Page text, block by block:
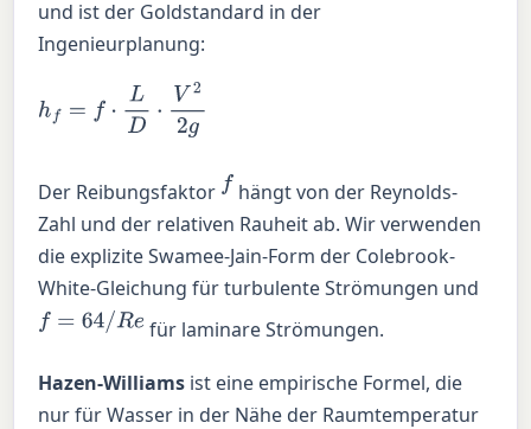
und ist der Goldstandard in der
Ingenieurplanung:
h D⋅ 22g
Der Reibungsfaktor f hängt von der Reynolds-
Zahl und der relativen Rauheit ab. Wir verwenden
die explizite Swamee-Jain-Form der Colebrook-
White-Gleichung für turbulente Strömungen und
f= 64 /Re für laminare Strömungen.
Hazen-Williams ist eine empirische Formel, die
nur für Wasser in der Nähe der Raumtemperatur